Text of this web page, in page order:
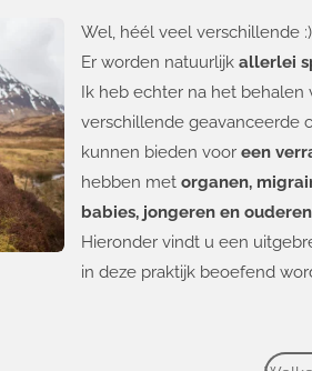
Wel, héél veel verschillende :)
Er worden natuurlijk allerlei
Ik heb echter na het behalen
verschillende geavanceerde
kunnen bieden voor een
hebben met organen,
babies, jongeren en
Hieronder vindt u een
in deze praktijk beoefend